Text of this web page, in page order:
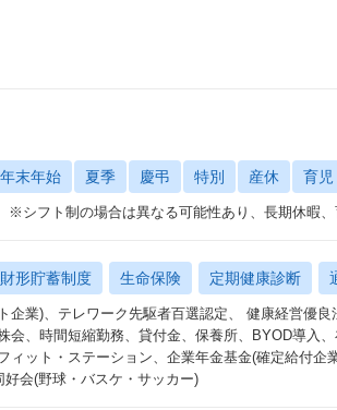
年末年始 夏季 慶弔 特別 産休 育児
シフト制の場合は異なる可能性あり、長期休暇
財形貯蓄制度 生命保険 定期健康診断
企業)、テレワーク先駆者百選認定、 健康経営優良
会、時間短縮勤務、貸付金、保養所、BYOD導入
ィット・ステーション、企業年金基金(確定給付企
会(野球・バスケ・サッカー)